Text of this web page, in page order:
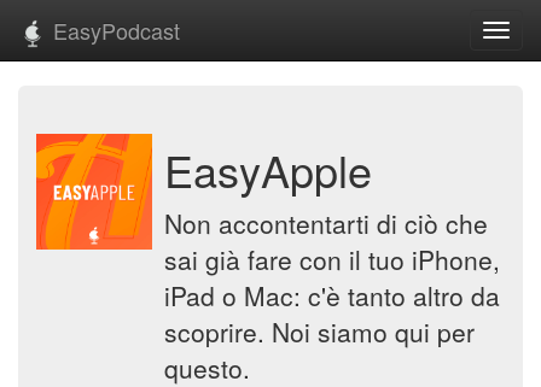
EasyPodcast
EasyApple
Non accontentarti di ciò che
sai già fare con il tuo iPhone,
iPad o Mac: c'è tanto altro da
scoprire. Noi siamo qui per
questo.